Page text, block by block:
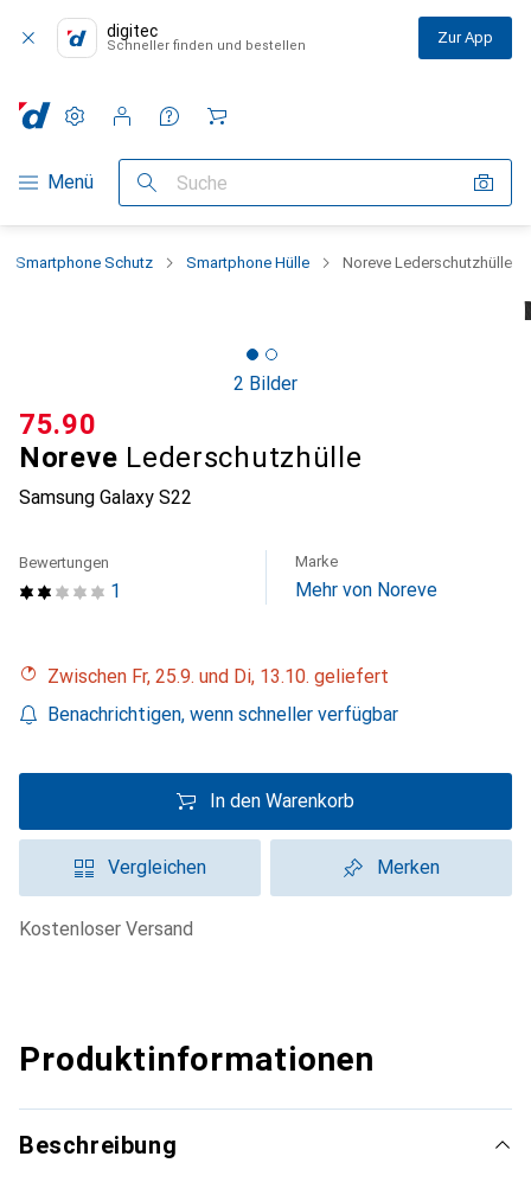
digitec
Schneller finden und bestellen Zur App
Navigation nach Kategorien
Menü Suche
Einstellungen
Kundenkonto
Vergleichslisten
Merklisten
Warenkorb
Smartphone Schutz Smartphone Hülle Noreve Lederschutzhülle
2 Bilder
Noreve Lederschutzhülle
Samsung Galaxy S22
CHF
75.90
1
Bewertungen Marke
Mehr von Noreve
Zwischen Fr, 25.9. und Di, 13.10. geliefert
Benachrichtigen, wenn schneller verfügbar
In den Warenkorb
Vergleichen Merken
kostenloser Versand
Produktinformationen
Beschreibung